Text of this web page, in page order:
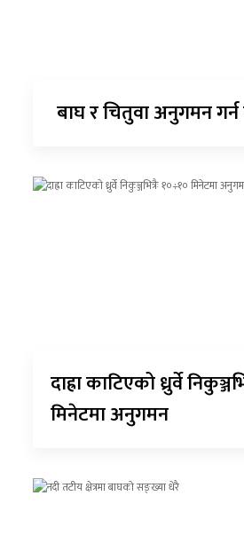
बाघ र चितुवा अनुगमन
दाह्रा काटिएको ध्रुर्वे
मिनेटमा अनुगमन